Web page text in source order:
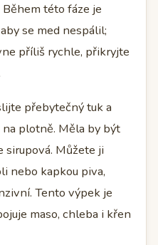
této fáze je
se med nespálil;
příliš rychle, přikryjte
přebytečný tuk a
plotně. Měla by být
sirupová. Můžete ji
nebo kapkou piva,
Tento výpek je
maso, chleba i křen